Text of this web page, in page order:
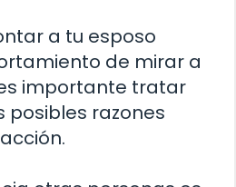
a tu esposo
de mirar a
importante tratar
posibles razones